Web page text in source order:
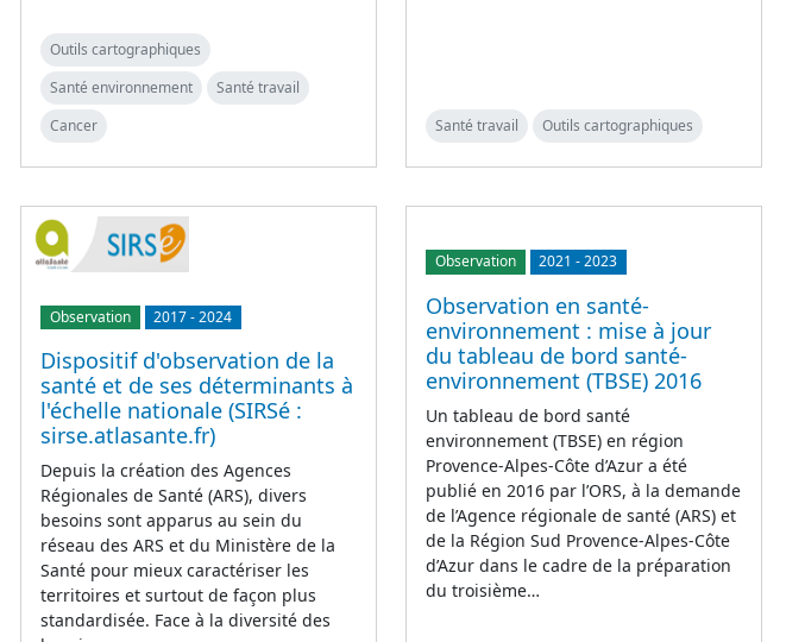
Outils cartographiques
Santé environnement
Santé travail
Cancer
Santé travail Outils cartographiques
Observation 2017-2024
Dispositif d'observation de la
santé et de ses déterminants à
l'échelle nationale (SIRSé :
sirse.atlasante.fr)
Depuis la création des Agences
Régionales de Santé (ARS), divers
besoins sont apparus au sein du
réseau des ARS et du Ministère de la
Santé pour mieux caractériser les
territoires et surtout de façon plus
standardisée. Face à la diversité des
Observation 2021 -2023
Observation en santé-
environnement : mise à jour
du tableau de bord santé-
environnement (TBSE) 2016
Un tableau de bord santé
environnement (TBSE) en région
Provence-Alpes-Côte d’Azur a été
publié en 2016 par l’ORS, à la demande
de l’Agence régionale de santé (ARS) et
de la Région Sud Provence-Alpes-Côte
d’Azur dans le cadre de la préparation
du troisième…